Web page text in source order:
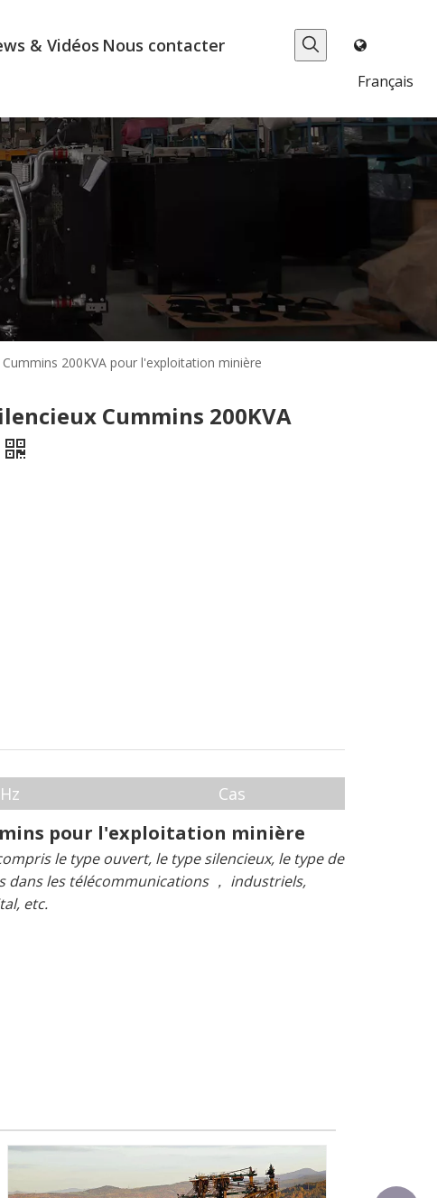
& Vidéos Nous contacter
Français
200KVA pour l'exploitation minière
Cummins 200KVA
Cas
pour l'exploitation minière
le type ouvert, le type silencieux, le type de
les télécommunications ， industriels,
etc.